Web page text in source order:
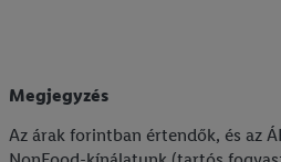
Megjegyzés
Az árak forintban értendők, és az